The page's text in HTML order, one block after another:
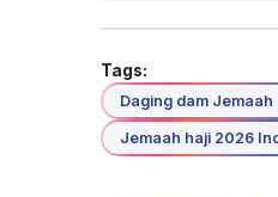
Tags:
Daging dam
Jemaah haji 2026